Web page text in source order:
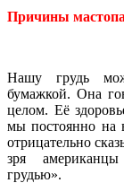
Причины
Нашу грудь
бумажкой. Она
целом. Её
мы постоянно на
отрицательно
зря
грудью».